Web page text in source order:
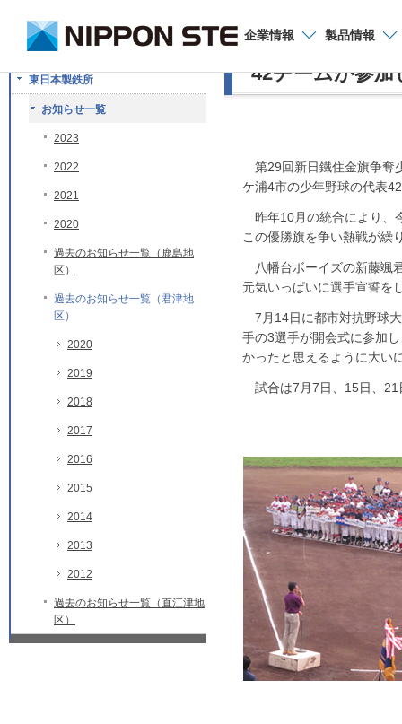
企業情報 製品情報
お問い合わせ
第29回新日鐵住
42チームが参加
第29回新日鐵住金旗争奪
ケ浦4市の少年野球の代表
昨年10月の統合により、
この優勝旗を争い熱戦が繰
八幡台ボーイズの新藤颯
元気いっぱいに選手宣誓を
7月14日に都市対抗野球
手の3選手が開会式に参加
かったと思えるように大い
試合は7月7日、15日、21
東日本製鉄所
お知らせ一覧
2023
2022
2021
2020
過去のお知らせ一覧（鹿島地
区）
過去のお知らせ一覧（君津地
区）
2020
2019
2018
2017
2016
2015
2014
2013
2012
過去のお知らせ一覧（直江津地
区）